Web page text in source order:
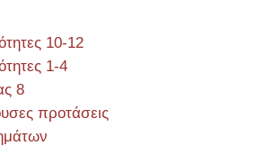
10-12
1-4
8
προτάσεις